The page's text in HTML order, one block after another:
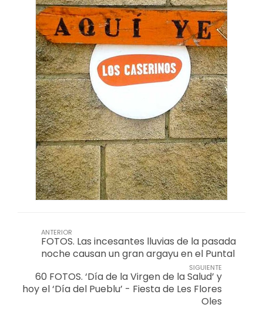
ANTERIOR
FOTOS. Las incesantes lluvias de la pasada
noche causan un gran argayu en el Puntal
SIGUIENTE
60 FOTOS. ‘Día de la Virgen de la Salud’ y
hoy el ‘Día del Pueblu’ - Fiesta de Les Flores
Oles